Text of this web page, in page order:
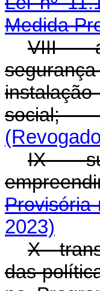
Medida
VIII -
social;
IX -
Provisória
2023)
X -
das